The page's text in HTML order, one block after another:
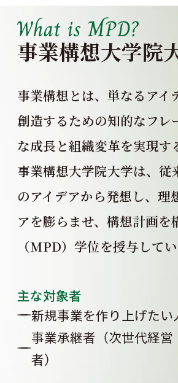
事業構想大学院
事業構想とは、単なるアイ
創造するための知的なフレ
な成長と組織変革を実現す
事業構想⼤学院⼤学は、
のアイデアから発想し、
アを膨らませ、構想計画を
（MPD）学位を授与して
主な対象者
新規事業を作り上げたい
事業承継者（次世代経営
者）